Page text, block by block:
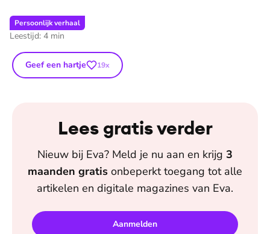
Persoonlijk verhaal
Leestijd: 4 min
Geef een hartje 19x
Lees gratis verder
Nieuw bij Eva? Meld je nu aan en krijg 3
maanden gratis onbeperkt toegang tot alle
artikelen en digitale magazines van Eva.
Aanmelden